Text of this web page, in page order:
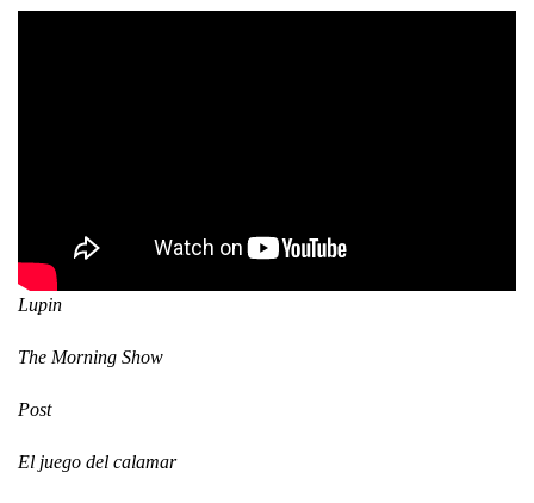
Lupin
The Morning Show
Post
El juego del calamar